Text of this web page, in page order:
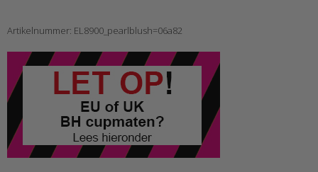
Artikelnummer: EL8900_pearlblush=06a82